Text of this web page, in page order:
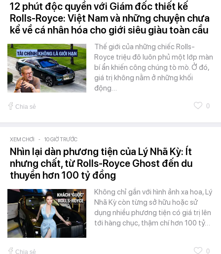
12 phút độc quyền với Giám đốc thiết kế
Rolls-Royce: Việt Nam và những chuyện chưa
kể về cá nhân hóa cho giới siêu giàu toàn cầu
Thế giới của những chiếc Rolls-
Royce triệu đô luôn phủ một lớp màn
bí ẩn khiến công chúng tò mò. Ở đó,
giá trị không nằm ở những khối
động…
Chia sẻ 0
XEM CHƠI - 10 GIỜ TRƯỚC
Nhìn lại dàn phương tiện của Lý Nhã Kỳ: Ít
nhưng chất, từ Rolls-Royce Ghost đến du
thuyền hơn 100 tỷ đồng
Không chỉ gắn với hình ảnh xa hoa, Lý
Nhã Kỳ còn từng sở hữu hoặc sử
dụng nhiều phương tiện có giá trị lên
tới hàng chục, thậm chí hơn 100 tỷ…
Chia sẻ 0